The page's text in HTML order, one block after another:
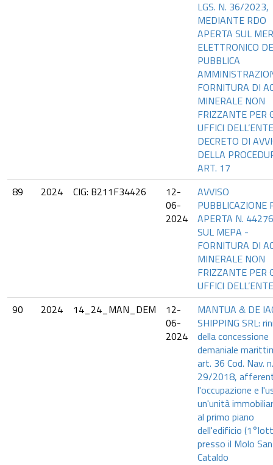
LGS. N. 36/2023,
MEDIANTE RDO
APERTA SUL
ELETTRONICO
PUBBLICA
FORNITURA DI
MINERALE NON
FRIZZANTE PER
UFFICI
DECRETO DI
DELLA
ART. 17
89
2024 CIG: B211F34426
12-
06-
2024
AVVISO
PUBBLICAZIONE
APERTA N.
SUL MEPA -
FORNITURA DI
MINERALE NON
FRIZZANTE PER
UFFICI DELL’ENTE
90
2024 14_24_MAN_DEM
12-
06-
2024
MANTUA & DE
SHIPPING SRL:
della concessione
demaniale
art. 36 Cod. Nav. n.
29/2018,
l'occupazione e
un'unità
al primo piano
dell'edificio
presso il Molo San
Cataldo